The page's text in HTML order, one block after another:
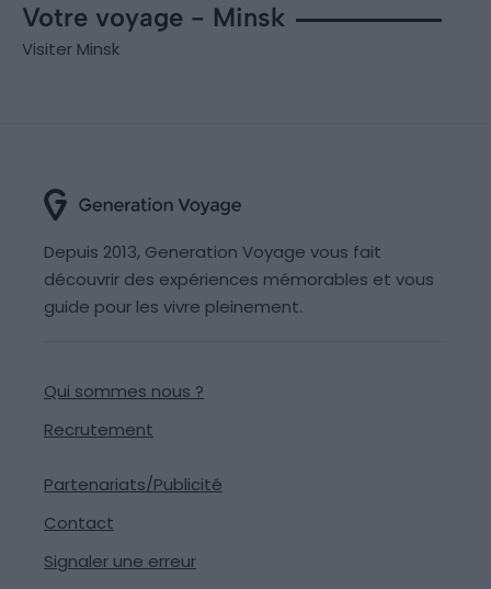
Votre voyage - Minsk
Visiter Minsk
Depuis 2013, Generation Voyage vous fait
découvrir des expériences mémorables et vous
guide pour les vivre pleinement.
Qui sommes nous ?
Recrutement
Partenariats/Publicité
Contact
Signaler une erreur